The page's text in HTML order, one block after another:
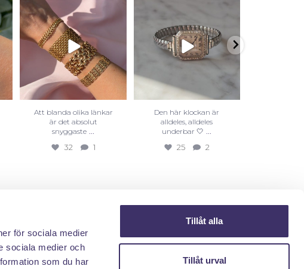
för sociala medier
sociala medier och
som du har
Tillåt alla
Tillåt urval
Att blanda olika länkar
är det absolut
snyggaste ...
32 1
Den här klockan är
alldeles, alldeles
underbar 🤍 ...
25 2